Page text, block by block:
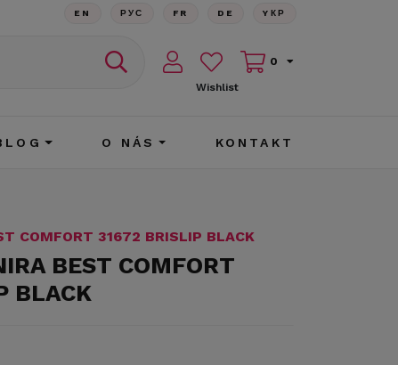
EN РУС FR DE YКР
Wishlist
0
O NÁS KONTAKT
COMFORT 31672 BRISLIP BLACK
BEST COMFORT
BLACK